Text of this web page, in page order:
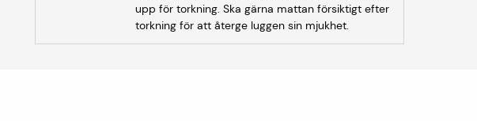
upp för torkning. Ska gärna mattan försiktigt efter
torkning för att återge luggen sin mjukhet.